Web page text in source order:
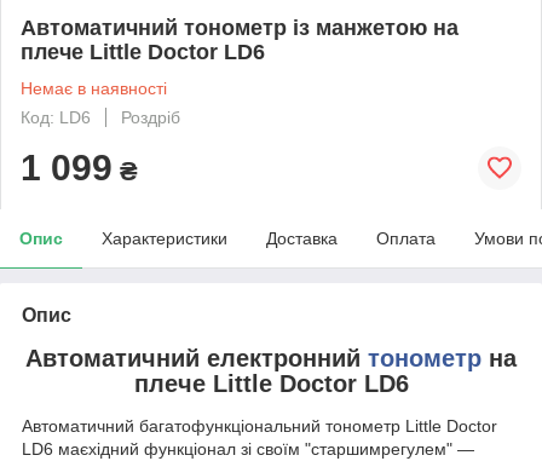
Автоматичний тонометр із манжетою на
плече Little Doctor LD6
Немає в наявності
Код: LD6
Роздріб
1 099 ₴
Опис Характеристики Доставка Оплата Умови
Опис
Автоматичний електронний тонометр на
плече Little Doctor LD6
Автоматичний багатофункціональний тонометр Little Doctor
LD6 маєхідний функціонал зі своїм "старшимрегулем" —